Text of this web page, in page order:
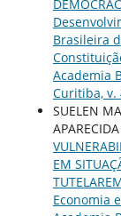
Brasileira
Academia
Curitiba, v.
SUELEN
EM
Economia